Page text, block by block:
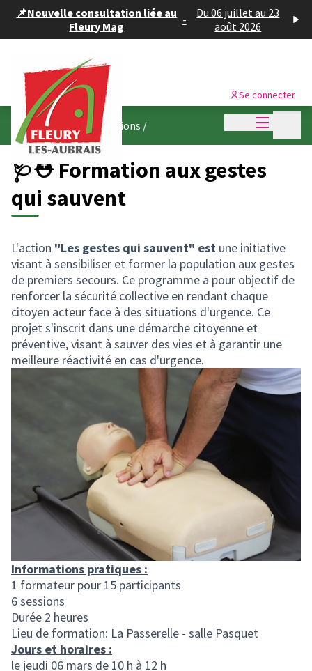
📌Nouvelle consultation liée au
Fleury Mag
-
Du 06 juillet au 23
août 2026
Menu
Se connecter
👷🏽 Suivez les réalisations /
🩺⛑ Formation aux gestes
qui sauvent
L'action "Les gestes qui sauvent" est une initiative
visant à sensibiliser et former la population aux gestes
de premiers secours. Ce programme a pour objectif de
renforcer la sécurité collective en rendant chaque
citoyen acteur face à des situations d'urgence. Ce
projet s'inscrit dans une démarche citoyenne et
préventive, visant à sauver des vies et à garantir une
meilleure réactivité en cas d'urgence.
Informations pratiques :
1 formateur pour 15 participants
6 sessions
Durée 2 heures
Lieu de formation: La Passerelle - salle Pasquet
Jours et horaires :
le jeudi 06 mars de 10 h à 12 h
Panneau de gestion des cookies